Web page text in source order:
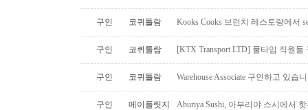
구인 코퀴틀람 Kooks Cooks 브런치 레스토랑에서
구인 코퀴틀람 [KTX Transport LTD] 풀타임 직원
구인 코퀴틀람 Warehouse Associate 구인하고 있습
구인 메이플릿지 Aburiya Sushi, 아부리야 스시에서